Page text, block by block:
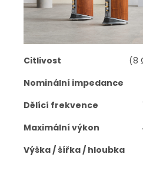
Citlivost
(8 Ω)
Nominální impedance
Dělící frekvence
100/
Maximální výkon
Výška / šířka / hloubka